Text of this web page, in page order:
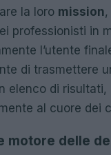
la loro mission
professionisti in
l’utente
di trasmettere
elenco di risultati,
al cuore dei
motore delle